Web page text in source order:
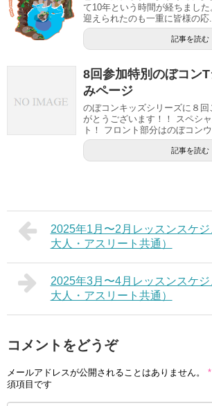
て10年という時間が経ちまし
迎えられたのも一重に皆様の応
記事を読む
8回参加特別のぼコン
みページ
のぼコンキッズシリーズに８回
がとうございます！！ スペシ
ト！ フロント部分はのぼコン
記事を読む
2025年1月〜2月レッスンスケジ
大人・アスリート共通）
2025年3月〜4月レッスンスケジ
大人・アスリート共通）
コメントをどうぞ
メールアドレスが公開されることはありません。 *
須項目です